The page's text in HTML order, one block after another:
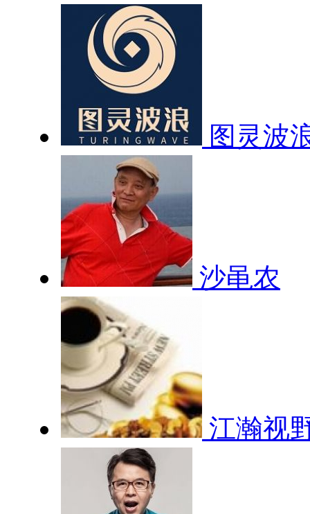
图灵波
沙黾农
江瀚视